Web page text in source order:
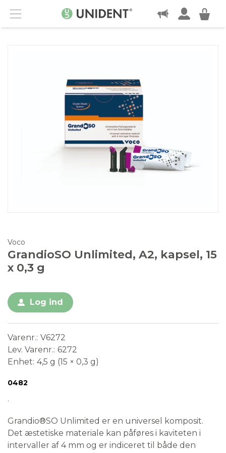
Menu
KONTAKT
Voco
GrandioSO Unlimited, A2, kapsel, 15
x 0,3 g
Log ind
Varenr. V6272
Lev. Varenr. 6272
Enhet 4,5 g (15 × 0,3 g)
Medical Device
0482
.
Grandio®SO Unlimited er en universel komposit.
Det æstetiske materiale kan påføres i kaviteten i
intervaller af 4 mm og er indiceret til både den